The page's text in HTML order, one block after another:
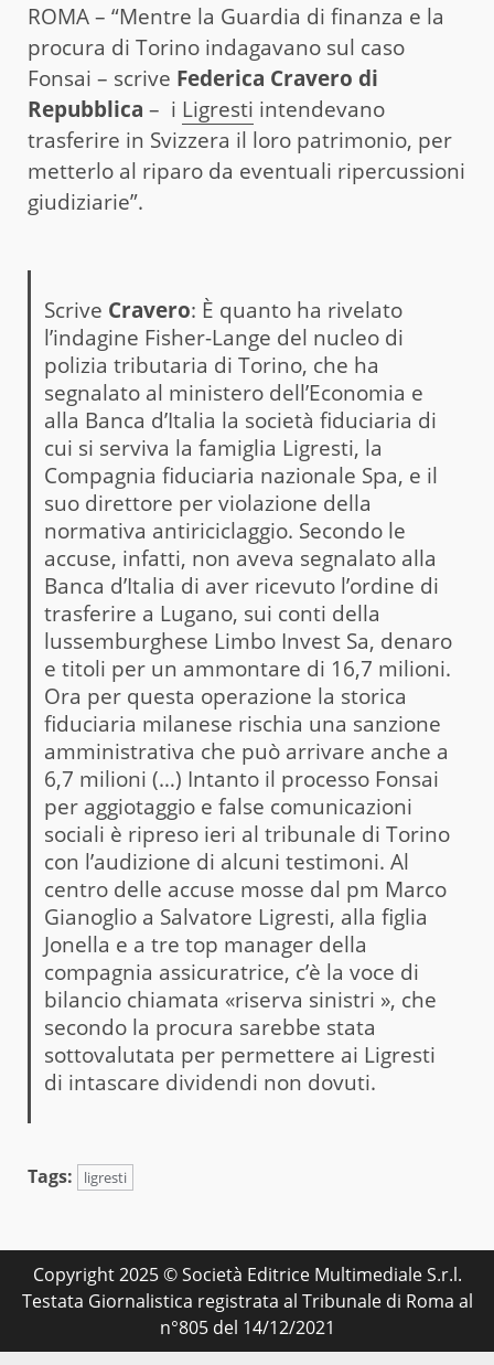
ROMA – “Mentre la Guardia di finanza e la
procura di Torino indagavano sul caso
Fonsai – scrive Federica Cravero di
Repubblica – i Ligresti intendevano
trasferire in Svizzera il loro patrimonio, per
metterlo al riparo da eventuali ripercussioni
giudiziarie”.
Scrive Cravero: È quanto ha rivelato
l’indagine Fisher-Lange del nucleo di
polizia tributaria di Torino, che ha
segnalato al ministero dell’Economia e
alla Banca d’Italia la società fiduciaria di
cui si serviva la famiglia Ligresti, la
Compagnia fiduciaria nazionale Spa, e il
suo direttore per violazione della
normativa antiriciclaggio. Secondo le
accuse, infatti, non aveva segnalato alla
Banca d’Italia di aver ricevuto l’ordine di
trasferire a Lugano, sui conti della
lussemburghese Limbo Invest Sa, denaro
e titoli per un ammontare di 16,7 milioni.
Ora per questa operazione la storica
fiduciaria milanese rischia una sanzione
amministrativa che può arrivare anche a
6,7 milioni (…) Intanto il processo Fonsai
per aggiotaggio e false comunicazioni
sociali è ripreso ieri al tribunale di Torino
con l’audizione di alcuni testimoni. Al
centro delle accuse mosse dal pm Marco
Gianoglio a Salvatore Ligresti, alla figlia
Jonella e a tre top manager della
compagnia assicuratrice, c’è la voce di
bilancio chiamata «riserva sinistri », che
secondo la procura sarebbe stata
sottovalutata per permettere ai Ligresti
di intascare dividendi non dovuti.
Tags: ligresti
Copyright 2025 © Società Editrice Multimediale S.r.l.
Testata Giornalistica registrata al Tribunale di Roma al
n°805 del 14/12/2021